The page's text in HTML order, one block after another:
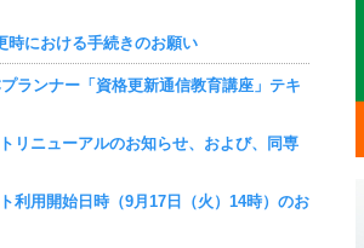
時における手続きのお願い
ランナー「資格更新通信教育講座」テキ
リニューアルのお知らせ、および、同専
利用開始日時（9月17日（火）14時）のお